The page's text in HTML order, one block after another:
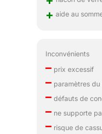
+ aide au
Inconvénients
–prix excessif
–paramètres du
–défauts de
–ne supporte
–risque de